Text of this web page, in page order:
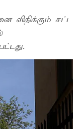
விதிக்கும் சட்ட